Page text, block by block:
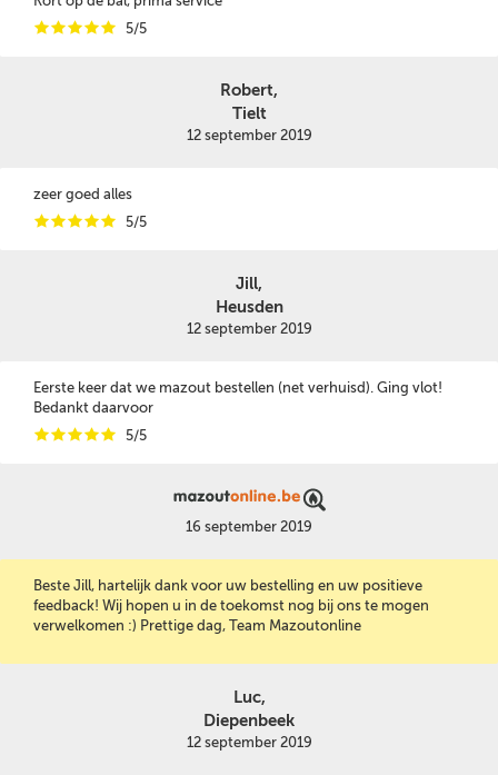
iiiii 5/5
Robert,
Tielt
12 september 2019
zeer goed alles
iiiii 5/5
Jill,
Heusden
12 september 2019
Eerste keer dat we mazout bestellen (net verhuisd). Ging vlot!
Bedankt daarvoor
iiiii 5/5
16 september 2019
Beste Jill, hartelijk dank voor uw bestelling en uw positieve
feedback! Wij hopen u in de toekomst nog bij ons te mogen
verwelkomen :) Prettige dag, Team Mazoutonline
Luc,
Diepenbeek
12 september 2019